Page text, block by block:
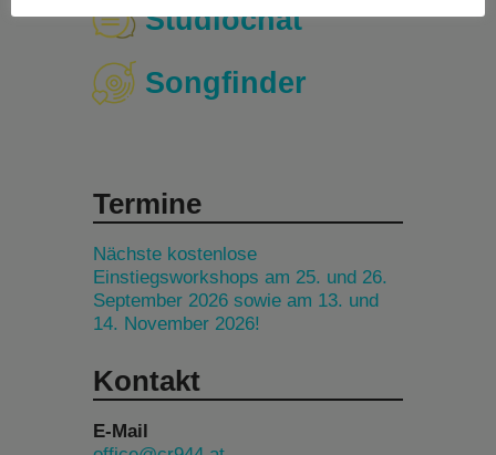
Studiochat
Songfinder
Termine
Nächste kostenlose
Einstiegsworkshops am 25. und 26.
September 2026 sowie am 13. und
14. November 2026!
Kontakt
E-Mail